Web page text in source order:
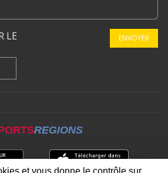
LE
ENVOYER
REGIONS
et vous donne le contrôle sur